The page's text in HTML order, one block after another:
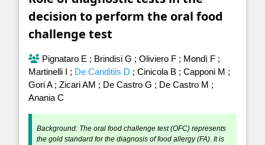
decision to perform the oral food
challenge test
Pignataro E ; Brindisi G ; Oliviero F ; Mondì F ;
Martinelli I ; De Canditiis D ; Cinicola B ; Capponi M ;
Gori A; Zicari AM ; De Castro G ; De Castro M ;
Anania C
Background: The oral food challenge test (OFC) represents
the gold standard for the diagnosis of food allergy (FA). It is